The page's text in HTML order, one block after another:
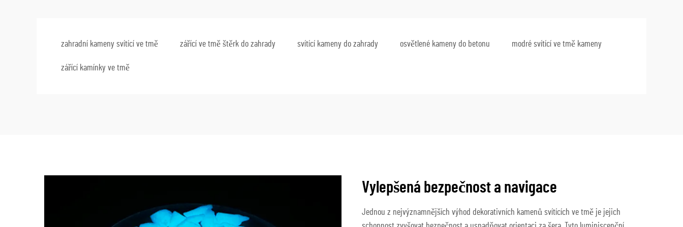
zahradní kameny svítící ve tmě zářící ve tmě štěrk do zahrady svítící kameny do zahrady osvětlené kameny do betonu modré svítící ve tmě kameny
zářící kamínky ve tmě
Vylepšená bezpečnost a navigace
Jednou z nejvýznamnějších výhod dekorativních kamenů svítících ve tmě je jejich